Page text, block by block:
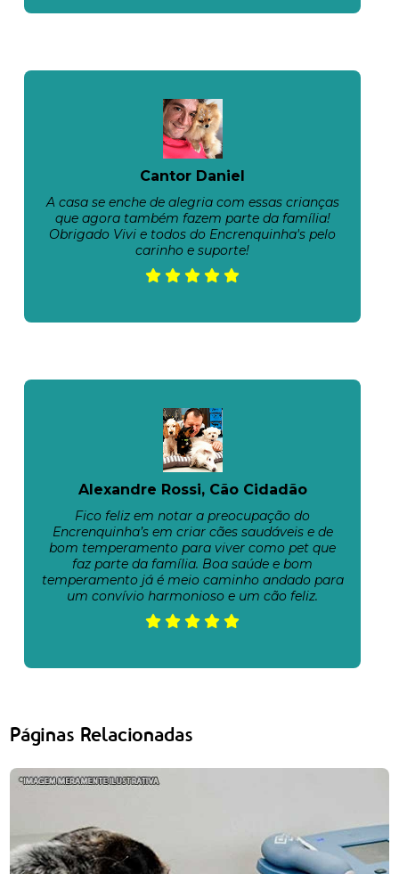
Cantor Daniel
A casa se enche de alegria com essas crianças
que agora também fazem parte da família!
Obrigado Vivi e todos do Encrenquinha's pelo
carinho e suporte!
Alexandre Rossi, Cão Cidadão
Fico feliz em notar a preocupação do
Encrenquinha’s em criar cães saudáveis e de
bom temperamento para viver como pet que
faz parte da família. Boa saúde e bom
temperamento já é meio caminho andado para
um convívio harmonioso e um cão feliz.
Páginas Relacionadas